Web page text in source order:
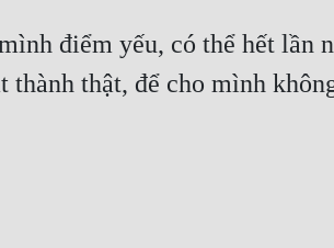
điểm yếu, có thể hết lần
thật, để cho mình